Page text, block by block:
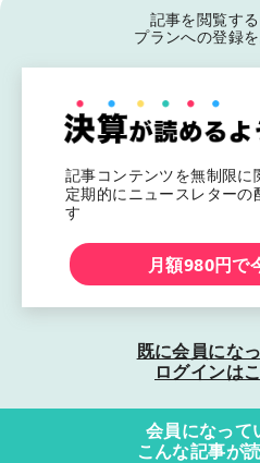
記事を閲覧す
プランへの登録
記事コンテンツを無制限に
定期的にニュースレターの
す
月額980円で
既に会員にな
ログインは
会員になって
こんな記事が